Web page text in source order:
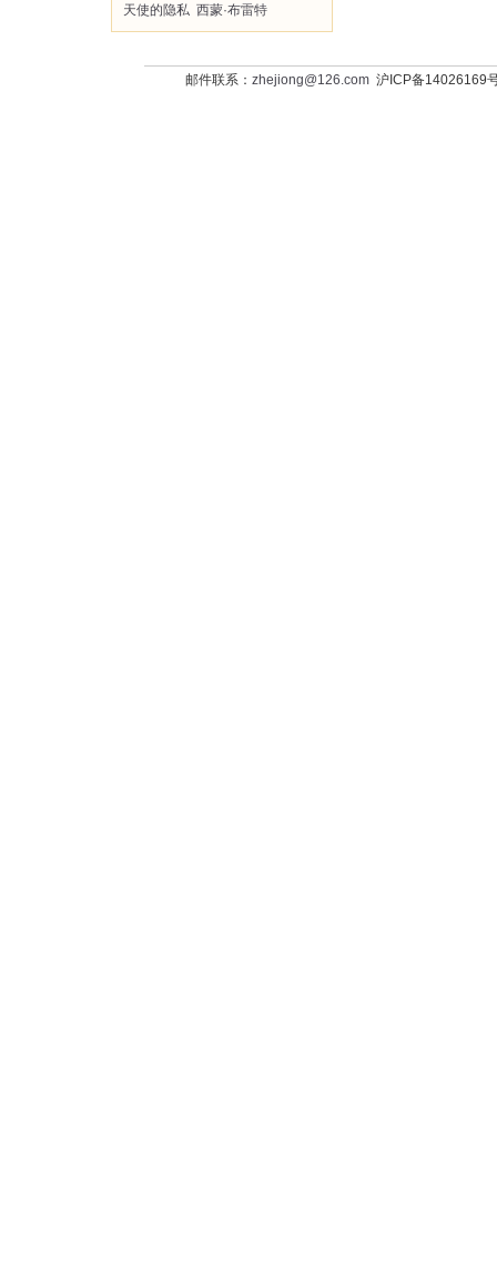
天使的隐私 西蒙·布雷特
邮件联系： zhejiong@126.com沪ICP备14026169